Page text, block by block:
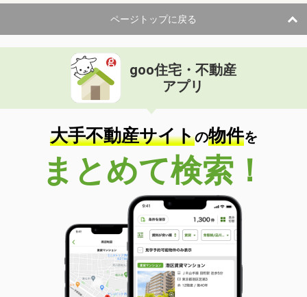
専有面積 31.4m²
間取り
1K
静岡県浜松市浜名区都田町
価 格
住 所
静岡県浜松市浜名区都田町
専有面積 26.49m²
間取り
1K
静岡県焼津市三ケ名
価 格
6万円
静岡県焼津市三ケ名
44.32m²
間取り
1LDK
静岡県浜松市浜名区寺島
価 格
5.90万円
ページトップに戻る
goo住宅・不動産
アプリ
大手不動産サイトの物件を
まとめて検索！